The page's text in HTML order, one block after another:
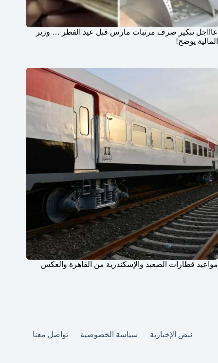
عاااجل تبكير صرف مرتبات مارس قبل عيد الفطر … وزير
المالية يوضح!
مواعيد قطارات الصعيد والإسكندرية من القاهرة والعكس
نبض الإخبارية سياسة الخصوصية تواصل معنا